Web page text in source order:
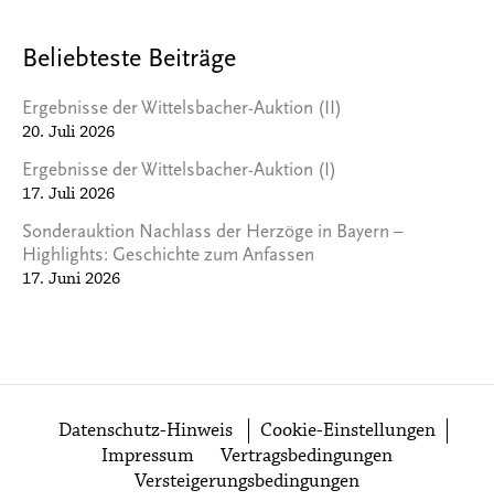
Beliebteste Beiträge
Ergebnisse der Wittelsbacher-Auktion (II)
20. Juli 2026
Ergebnisse der Wittelsbacher-Auktion (I)
17. Juli 2026
Sonderauktion Nachlass der Herzöge in Bayern –
Highlights: Geschichte zum Anfassen
17. Juni 2026
Datenschutz-Hinweis
Cookie-Einstellungen
Impressum
Vertragsbedingungen
Versteigerungsbedingungen